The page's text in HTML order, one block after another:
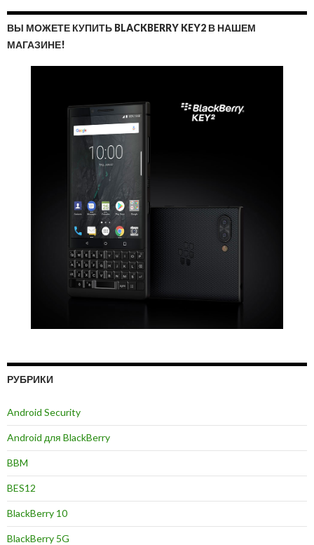
ВЫ МОЖЕТЕ КУПИТЬ BLACKBERRY KEY2 В НАШЕМ
МАГАЗИНЕ!
РУБРИКИ
Android Security
Android для BlackBerry
BBM
BES12
BlackBerry 10
BlackBerry 5G